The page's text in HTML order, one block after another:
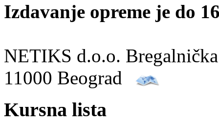
Izdavanje opreme je do
NETIKS d.o.o.
11000 Beograd
Kursna lista